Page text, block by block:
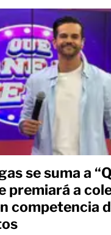
se suma a
premiará a
competencia